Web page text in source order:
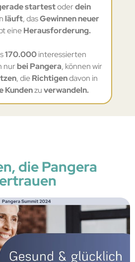
startestoderdein
läuft, dasGewinnen neuer
eineHerausforderung.
170.000interessierten
nurbei Pangera, können wir
, dieRichtigendavon in
Kundenzuverwandeln.
die Pangera